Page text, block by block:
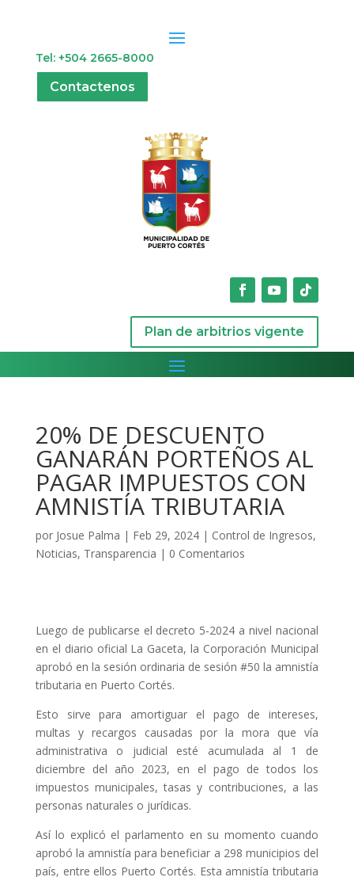
Tel: +504 2665-8000
Contactenos
Plan de arbitrios vigente
20% DE DESCUENTO
GANARÁN PORTEÑOS AL
PAGAR IMPUESTOS CON
AMNISTÍA TRIBUTARIA
por Josue Palma | Feb 29, 2024| Control de Ingresos,
Noticias, Transparencia | 0 Comentarios
Luego de publicarse el decreto 5-2024 a nivel nacional
en el diario oficial La Gaceta, la Corporación Municipal
aprobó en la sesión ordinaria de sesión #50 la amnistía
tributaria en Puerto Cortés.
Esto sirve para amortiguar el pago de intereses,
multas y recargos causadas por la mora que vía
administrativa o judicial esté acumulada al 1 de
diciembre del año 2023, en el pago de todos los
impuestos municipales, tasas y contribuciones, a las
personas naturales o jurídicas.
Así lo explicó el parlamento en su momento cuando
aprobó la amnistía para beneficiar a 298 municipios del
país, entre ellos Puerto Cortés. Esta amnistía tributaria